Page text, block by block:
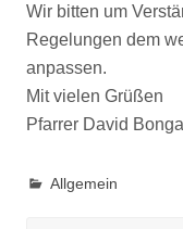
Wir bitten um
Regelungen dem
anpassen.
Mit vielen Grüßen
Pfarrer David
Allgemein